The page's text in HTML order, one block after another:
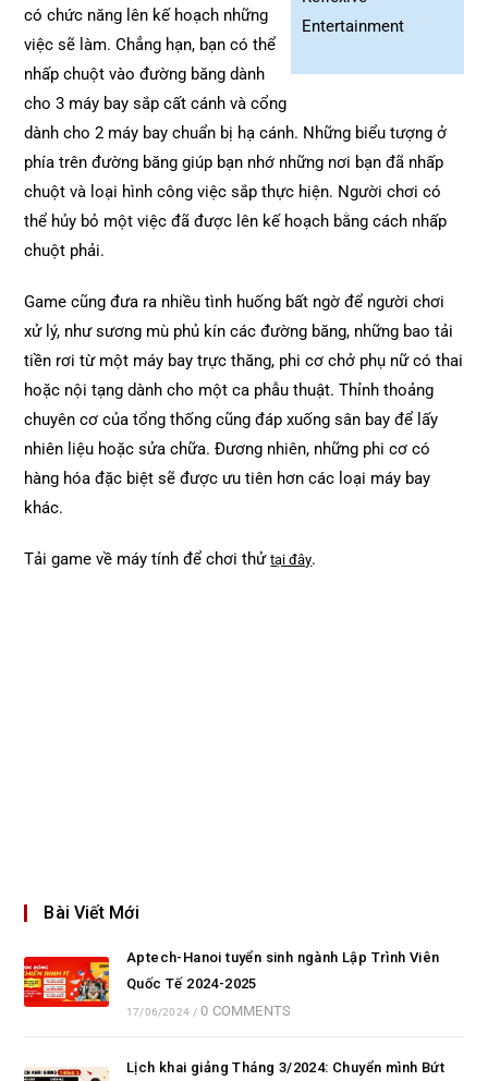
Entertainment
có chức năng lên kế hoạch những
việc sẽ làm. Chẳng hạn, bạn có thể
nhấp chuột vào đường băng dành
cho 3 máy bay sắp cất cánh và cổng
dành cho 2 máy bay chuẩn bị hạ cánh. Những biểu tượng ở
phía trên đường băng giúp bạn nhớ những nơi bạn đã nhấp
chuột và loại hình công việc sắp thực hiện. Người chơi có
thể hủy bỏ một việc đã được lên kế hoạch bằng cách nhấp
chuột phải.
Game cũng đưa ra nhiều tình huống bất ngờ để người chơi
xử lý, như sương mù phủ kín các đường băng, những bao tải
tiền rơi từ một máy bay trực thăng, phi cơ chở phụ nữ có thai
hoặc nội tạng dành cho một ca phẫu thuật. Thỉnh thoảng
chuyên cơ của tổng thống cũng đáp xuống sân bay để lấy
nhiên liệu hoặc sửa chữa. Đương nhiên, những phi cơ có
hàng hóa đặc biệt sẽ được ưu tiên hơn các loại máy bay
khác.
Tải game về máy tính để chơi thửtại đây.
Bài Viết Mới
Aptech-Hanoi tuyển sinh ngành Lập Trình Viên
Quốc Tế 2024-2025
17/06/2024 / 0 COMMENTS
Lịch khai giảng Tháng 3/2024: Chuyển mình Bứt